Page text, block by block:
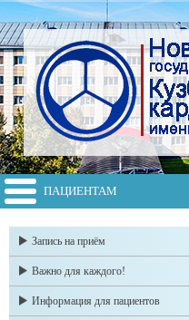
ПАЦИЕНТАМ
Запись на приём
Важно для каждого!
Информация для пациентов